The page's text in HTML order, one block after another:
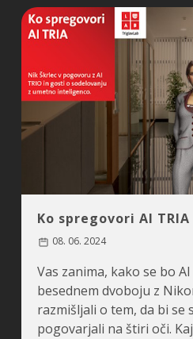
Ko spregovori AI TRIA
08. 06. 2024
Vas zanima, kako se bo
besednem dvoboju z
razmišljali o tem, da bi se
pogovarjali na štiri oči.